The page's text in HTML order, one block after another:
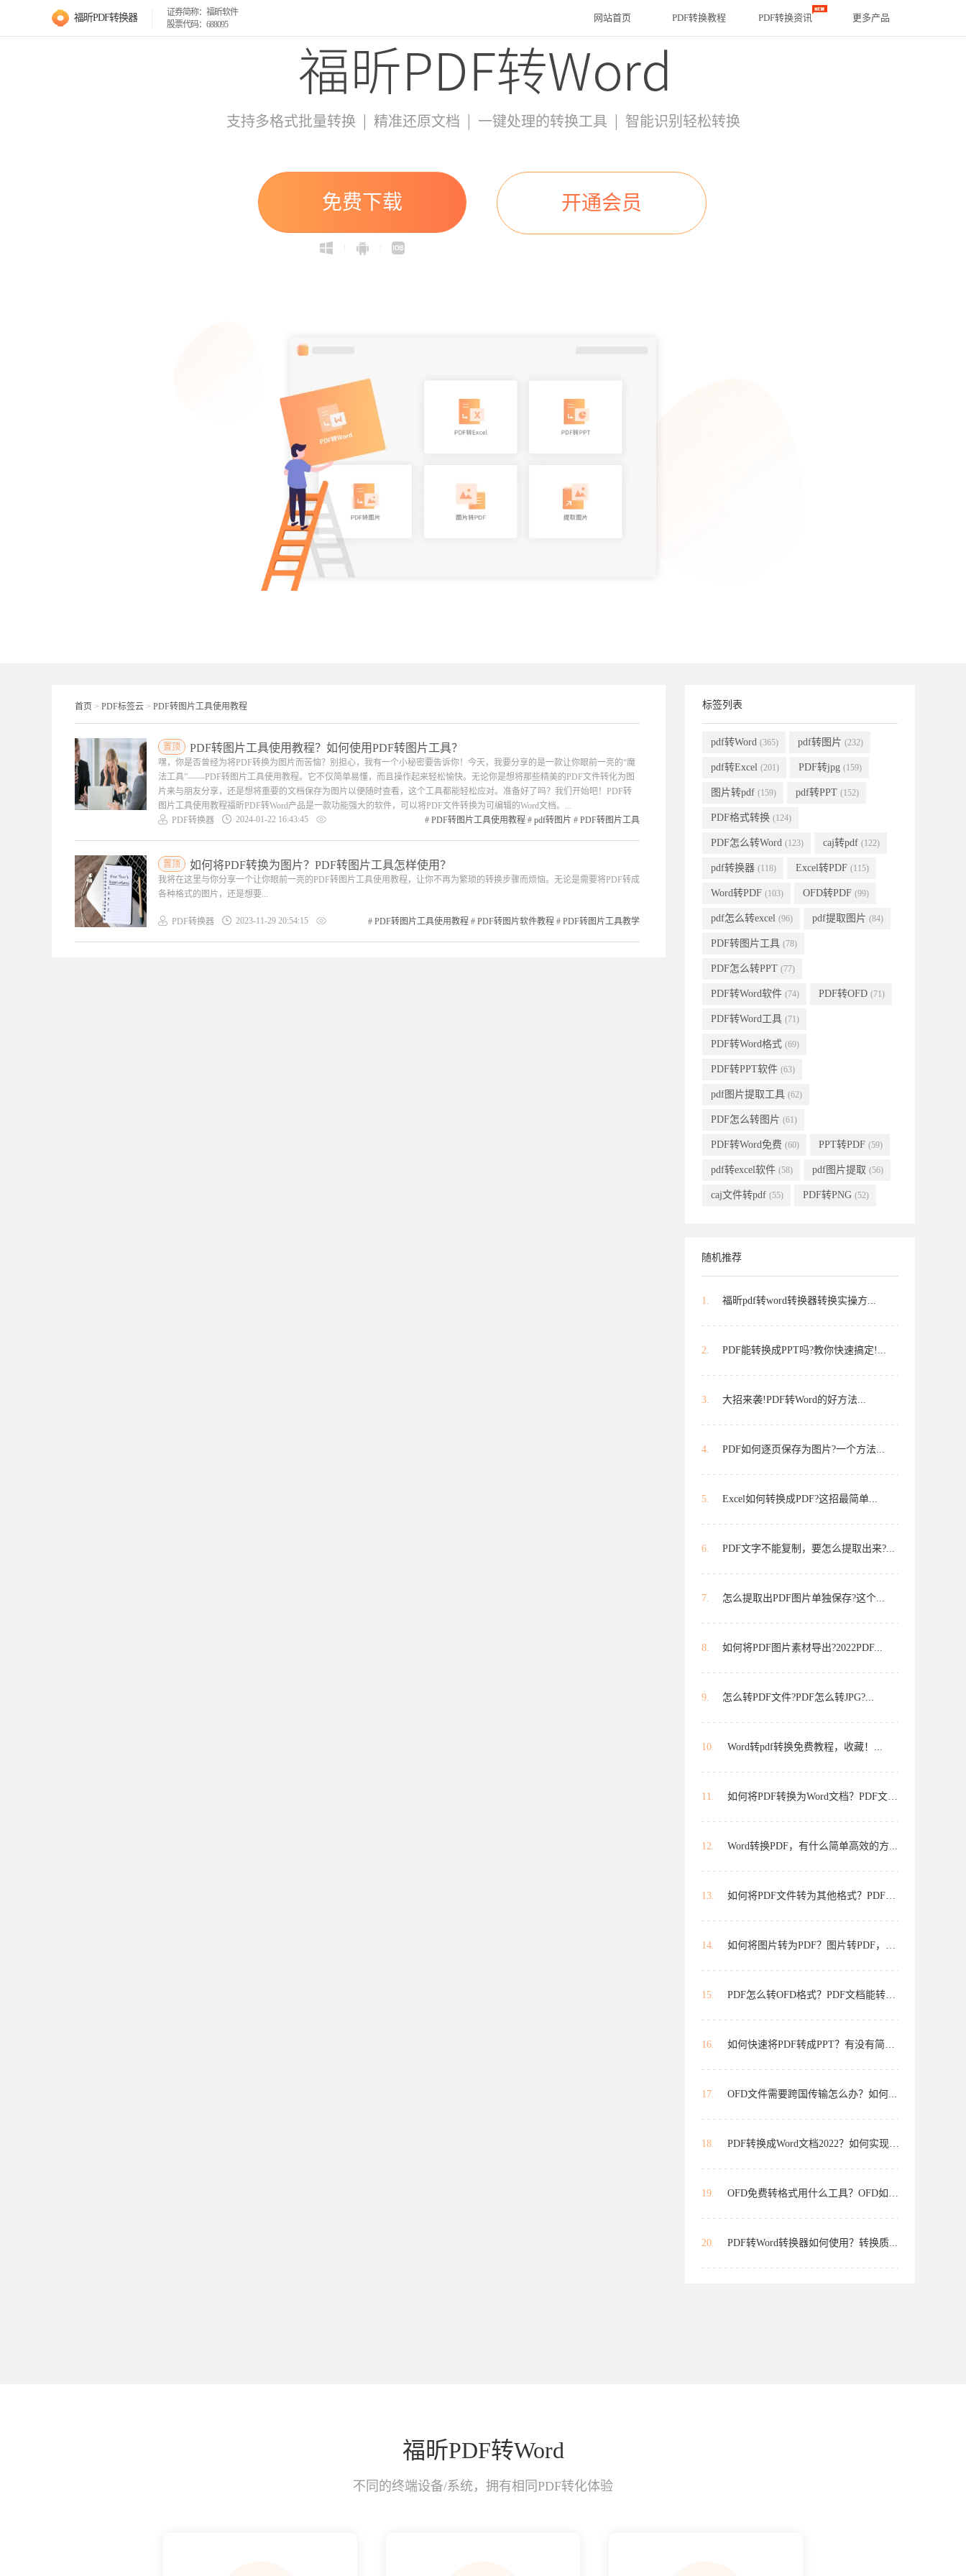
福昕PDF转换器
证券简称：福昕软件
股票代码：688095
网站首页 PDF转换教程 PDF转换资讯 更多产品
支持多格式批量转换 | 精准还原文档 | 一键处理的转换工具 | 智能识别轻松转换
免费下载 开通会员
首页 > PDF标签云 > PDF转图片工具使用教程
置顶 PDF转图片工具使用教程？如何使用PDF转图片工具？
嘿，你是否曾经为将PDF转换为图片而苦恼？别担心，我有一个小秘密要告诉你！今天，我要分享的是一款让你眼前一亮的“魔
法工具”——PDF转图片工具使用教程。它不仅简单易懂，而且操作起来轻松愉快。无论你是想将那些精美的PDF文件转化为图
片来与朋友分享，还是想将重要的文档保存为图片以便随时查看，这个工具都能轻松应对。准备好了吗？我们开始吧！PDF转
图片工具使用教程福昕PDF转Word产品是一款功能强大的软件，可以将PDF文件转换为可编辑的Word文档。...
PDF转换器
2024-01-22 16:43:45 # PDF转图片工具使用教程 # pdf转图片 # PDF转图片工具
置顶 如何将PDF转换为图片？PDF转图片工具怎样使用？
我将在这里与你分享一个让你眼前一亮的PDF转图片工具使用教程，让你不再为繁琐的转换步骤而烦恼。无论是需要将PDF转成
各种格式的图片，还是想要...
PDF转换器 2023-11-29 20:54:15 # PDF转图片工具使用教程 # PDF转图片软件教程 # PDF转图片工具教学
标签列表
pdf转Word (365) pdf转图片 (232)
pdf转Excel (201) PDF转jpg (159)
图片转pdf (159) pdf转PPT (152)
PDF格式转换 (124)
PDF怎么转Word (123) caj转pdf (122)
pdf转换器 (118) Excel转PDF (115)
Word转PDF (103) OFD转PDF (99)
pdf怎么转excel (96) pdf提取图片 (84)
PDF转图片工具 (78)
PDF怎么转PPT (77)
PDF转Word软件 (74) PDF转OFD (71)
PDF转Word工具 (71)
PDF转Word格式 (69)
PDF转PPT软件 (63)
pdf图片提取工具 (62)
PDF怎么转图片 (61)
PDF转Word免费 (60) PPT转PDF (59)
pdf转excel软件 (58) pdf图片提取 (56)
caj文件转pdf (55) PDF转PNG (52)
随机推荐
1. 福昕pdf转word转换器转换实操方...
2. PDF能转换成PPT吗?教你快速搞定!...
3. 大招来袭!PDF转Word的好方法...
4. PDF如何逐页保存为图片?一个方法...
5. Excel如何转换成PDF?这招最简单...
6. PDF文字不能复制，要怎么提取出来?...
7. 怎么提取出PDF图片单独保存?这个...
8. 如何将PDF图片素材导出?2022PDF...
9. 怎么转PDF文件?PDF怎么转JPG?...
10. Word转pdf转换免费教程，收藏！...
11. 如何将PDF转换为Word文档？PDF文件...
12. Word转换PDF，有什么简单高效的方...
13. 如何将PDF文件转为其他格式？PDF文...
14. 如何将图片转为PDF？图片转PDF，简单...
15. PDF怎么转OFD格式？PDF文档能转格...
16. 如何快速将PDF转成PPT？有没有简便...
17. OFD文件需要跨国传输怎么办？如何...
18. PDF转换成Word文档2022？如何实现？...
19. OFD免费转格式用什么工具？OFD如何...
20. PDF转Word转换器如何使用？转换质...
福昕PDF转Word
不同的终端设备/系统，拥有相同PDF转化体验